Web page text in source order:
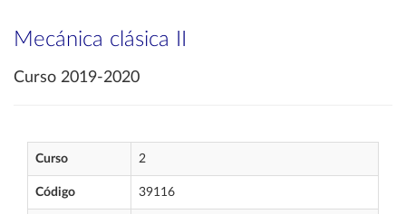
Mecánica clásica II
Curso 2019-2020
Curso 2
Código 39116